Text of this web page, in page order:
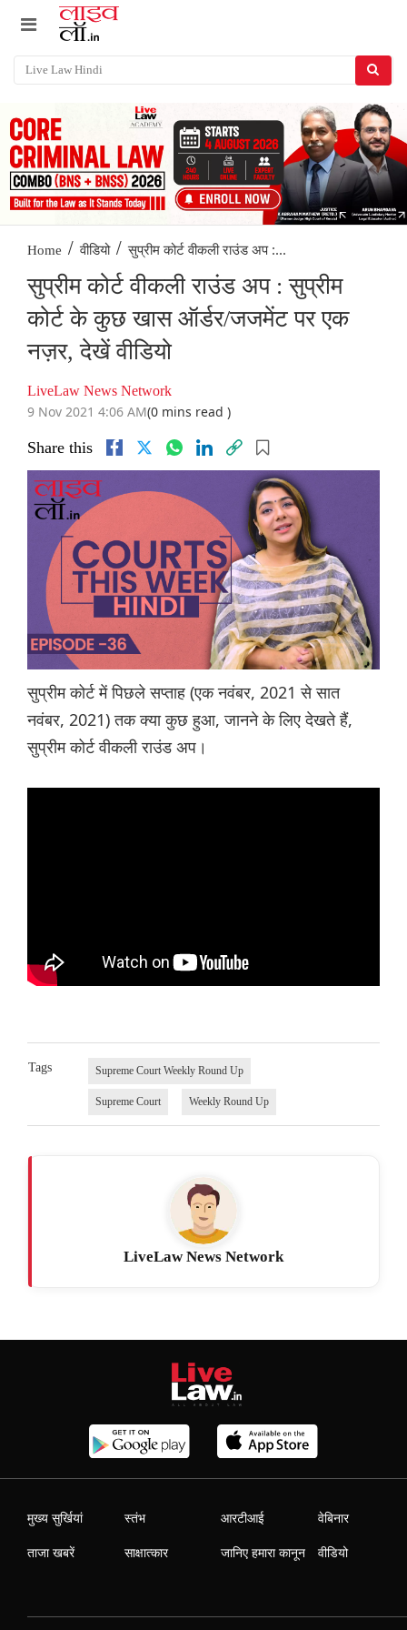
Home / वीडियो / सुप्रीम कोर्ट वीकली राउंड अप :...
सुप्रीम कोर्ट वीकली राउंड अप : सुप्रीम
कोर्ट के कुछ खास ऑर्डर/जजमेंट पर एक
नज़र, देखें वीडियो
LiveLaw News Network
9 Nov 2021 4:06 AM(0 mins read )
Share this
सुप्रीम कोर्ट में पिछले सप्ताह (एक नवंबर, 2021 से सात
नवंबर, 2021) तक क्या कुछ हुआ, जानने के लिए देखते हैं,
सुप्रीम कोर्ट वीकली राउंड अप।
Tags Supreme Court Weekly Round Up
Supreme Court Weekly Round Up
LiveLaw News Network
मुख्य सुर्खियां
ताजा खबरें
स्तंभ
साक्षात्कार
आरटीआई
जानिए हमारा कानून
वेबिनार
वीडियो